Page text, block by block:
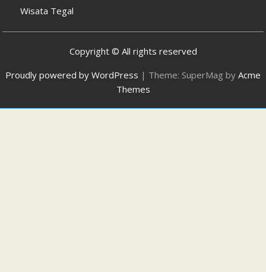
Wisata Tegal
Copyright © All rights reserved
Proudly powered by WordPress | Theme: SuperMag by Acme
Themes